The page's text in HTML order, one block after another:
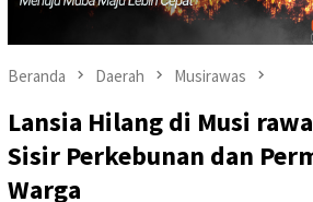
Beranda Daerah Musirawas
Lansia Hilang di Musi
Sisir Perkebunan dan
Warga